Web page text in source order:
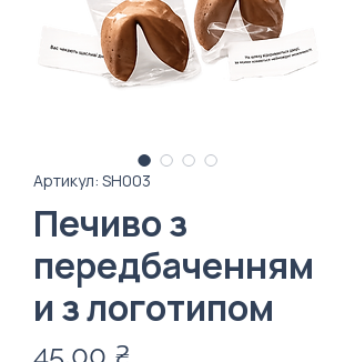
Артикул: SH003
Печиво з
передбаченням
и з логотипом
45,00 ₴